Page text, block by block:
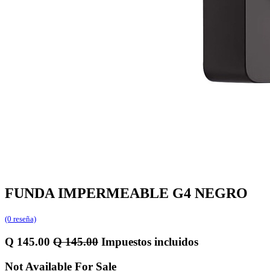
FUNDA IMPERMEABLE G4 NEGRO
(0 reseña)
Q 145.00 Q145.00 Impuestos incluidos
Not Available For Sale